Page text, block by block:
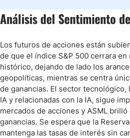
Análisis del Sentimiento
Los futuros de acciones están
de que el índice S&P 500 cerrara en
histórico, dejando de lado los
geopolíticas, mientras se centra
de ganancias. El sector
IA y relacionadas con la IA, sigue
mercados de acciones y ASML
ganancias. Se espera que la
mantenga las tasas de interés sin